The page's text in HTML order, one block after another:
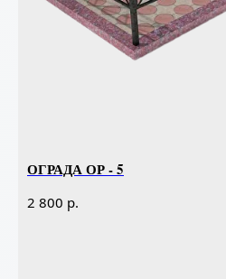
ОГРАДА ОР - 5
2 800 р.